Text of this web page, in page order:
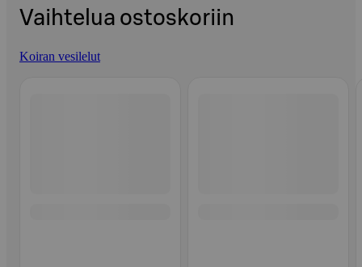
Vaihtelua ostoskoriin
Koiran vesilelut